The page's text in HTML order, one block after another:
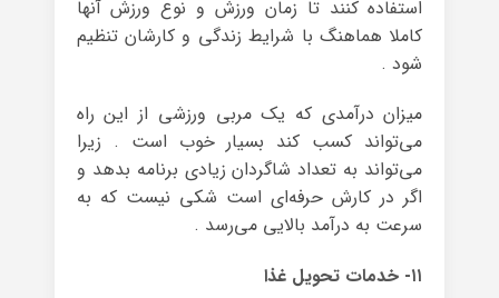
استفاده کنند تا زمان ورزش و نوع ورزش آنها
کاملا هماهنگ با شرایط زندگی و کارشان تنظیم
شود .
میزان درآمدی که یک مربی ورزشی از این راه
می‌تواند کسب کند بسیار خوب است . زیرا
می‌تواند به تعداد شاگردان زیادی برنامه بدهد و
اگر در کارش حرفه‌ای است شکی نیست که به
سرعت به درآمد بالایی می‌رسد .
۱۱- خدمات تحویل غذا